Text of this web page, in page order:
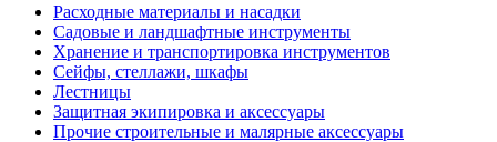
Расходные материалы и насадки
Садовые и ландшафтные инструменты
Хранение и транспортировка инструментов
Сейфы, стеллажи, шкафы
Лестницы
Защитная экипировка и аксессуары
Прочие строительные и малярные аксессуары